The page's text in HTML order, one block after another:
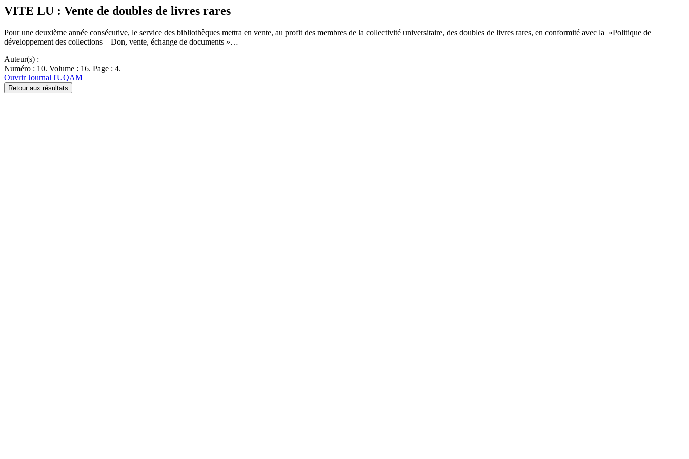
VITE LU : Vente de doubles de livres rares
Pour une deuxième année consécutive, le service des bibliothèques mettra en vente, au profit des membres de la collectivité universitaire, des doubles de livres rares, en conformité avec la »Politique de
développement des collections – Don, vente, échange de documents »…
Auteur(s) :
Numéro : 10. Volume : 16. Page : 4.
Ouvrir Journal l'UQAM
Retour aux résultats